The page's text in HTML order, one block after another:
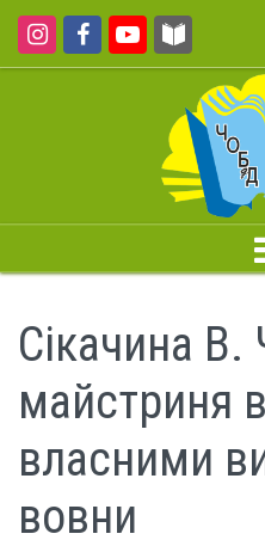
Сікачина В.
майстриня
власними
вовни